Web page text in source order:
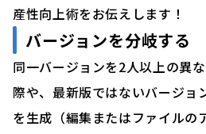
産性向上術をお伝えします！
バージョンを分岐する
同一バージョンを2人以上の異
際や、最新版ではないバージョ
を生成（編集またはファイルの